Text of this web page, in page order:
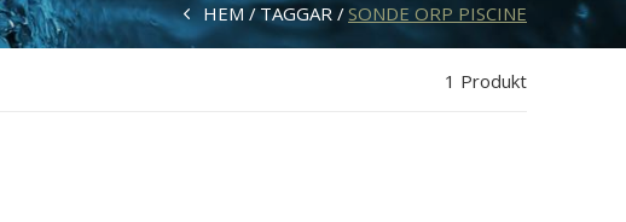
HEM TAGGAR SONDE ORP PISCINE
1 Produkt